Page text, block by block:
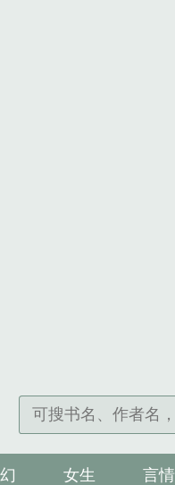
女生 言情